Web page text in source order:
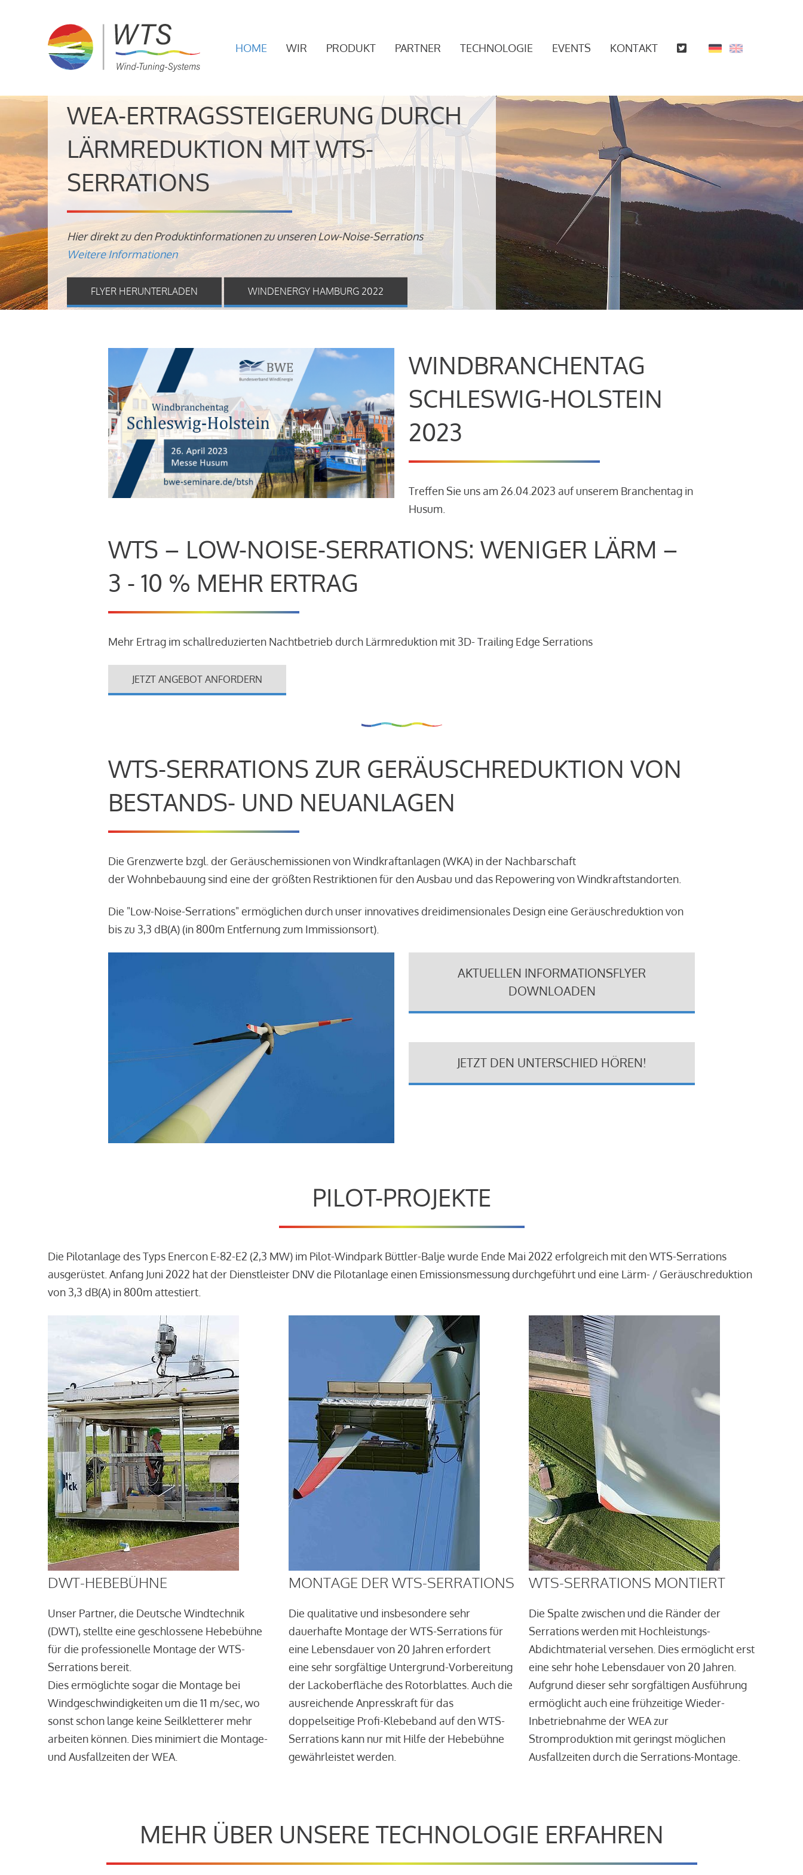
HOME WIR PRODUKT PARTNER TECHNOLOGIE EVENTS KONTAKT
WEA-ERTRAGSSTEIGERUNG DURCH
LÄRMREDUKTION MIT WTS-
SERRATIONS
Hier direkt zu den Produktinformationen zu unseren Low-Noise-Serrations
Weitere Informationen
FLYER HERUNTERLADEN WINDENERGY HAMBURG 2022
WINDBRANCHENTAG
SCHLESWIG-HOLSTEIN
2023
Treffen Sie uns am 26.04.2023 auf unserem Branchentag in
Husum.
WTS – LOW-NOISE-SERRATIONS: WENIGER LÄRM –
3 - 10 % MEHR ERTRAG
Mehr Ertrag im schallreduzierten Nachtbetrieb durch Lärmreduktion mit 3D- Trailing Edge Serrations
JETZT ANGEBOT ANFORDERN
WTS-SERRATIONS ZUR GERÄUSCHREDUKTION VON
BESTANDS- UND NEUANLAGEN
Die Grenzwerte bzgl. der Geräuschemissionen von Windkraftanlagen (WKA) in der Nachbarschaft
der Wohnbebauung sind eine der größten Restriktionen für den Ausbau und das Repowering von Windkraftstandorten.
Die "Low-Noise-Serrations" ermöglichen durch unser innovatives dreidimensionales Design eine Geräuschreduktion von
bis zu 3,3 dB(A) (in 800m Entfernung zum Immissionsort).
AKTUELLEN INFORMATIONSFLYER
DOWNLOADEN
JETZT DEN UNTERSCHIED HÖREN!
PILOT-PROJEKTE
Die Pilotanlage des Typs Enercon E-82-E2 (2,3 MW) im Pilot-Windpark Büttler-Balje wurde Ende Mai 2022 erfolgreich mit den WTS-Serrations
ausgerüstet. Anfang Juni 2022 hat der Dienstleister DNV die Pilotanlage einen Emissionsmessung durchgeführt und eine Lärm- / Geräuschreduktion
von 3,3 dB(A) in 800m attestiert.
DWT-HEBEBÜHNE
Unser Partner, die Deutsche Windtechnik
(DWT), stellte eine geschlossene Hebebühne
für die professionelle Montage der WTS-
Serrations bereit.
Dies ermöglichte sogar die Montage bei
Windgeschwindigkeiten um die 11 m/sec, wo
sonst schon lange keine Seilkletterer mehr
arbeiten können. Dies minimiert die Montage-
und Ausfallzeiten der WEA.
MONTAGE DER WTS-SERRATIONS
Die qualitative und insbesondere sehr
dauerhafte Montage der WTS-Serrations für
eine Lebensdauer von 20 Jahren erfordert
eine sehr sorgfältige Untergrund-Vorbereitung
der Lackoberfläche des Rotorblattes. Auch die
ausreichende Anpresskraft für das
doppelseitige Profi-Klebeband auf den WTS-
Serrations kann nur mit Hilfe der Hebebühne
gewährleistet werden.
WTS-SERRATIONS MONTIERT
Die Spalte zwischen und die Ränder der
Serrations werden mit Hochleistungs-
Abdichtmaterial versehen. Dies ermöglicht erst
eine sehr hohe Lebensdauer von 20 Jahren.
Aufgrund dieser sehr sorgfältigen Ausführung
ermöglicht auch eine frühzeitige Wieder-
Inbetriebnahme der WEA zur
Stromproduktion mit geringst möglichen
Ausfallzeiten durch die Serrations-Montage.
MEHR ÜBER UNSERE TECHNOLOGIE ERFAHREN